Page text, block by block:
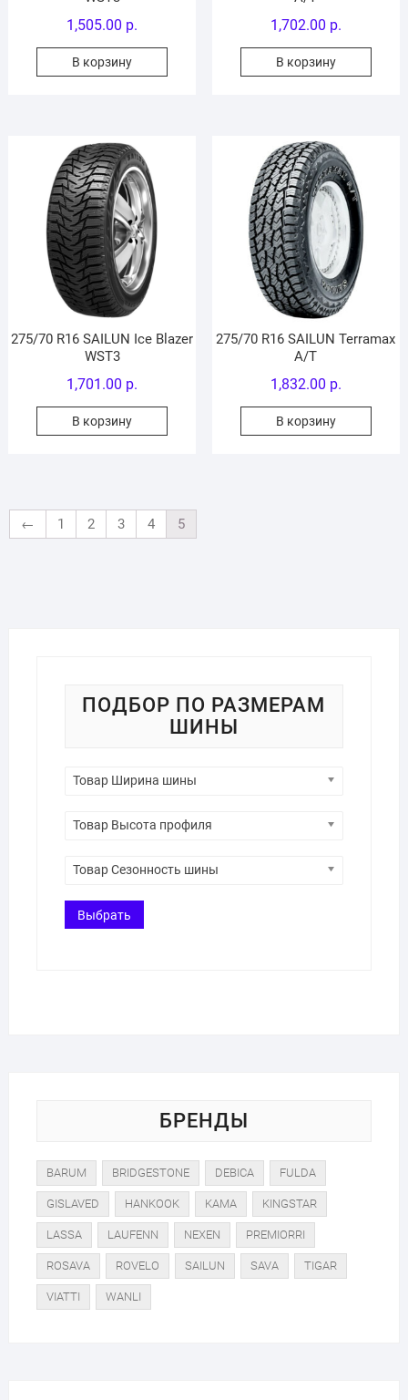
1,505.00 р.
В корзину
1,702.00 р.
В корзину
275/70 R16 SAILUN Ice Blazer
WST3
1,701.00 р.
В корзину
275/70 R16 SAILUN Terramax
A/T
1,832.00 р.
В корзину
← 1 2 3 4 5
ПОДБОР ПО РАЗМЕРАМ
ШИНЫ
Товар Ширина шины
Товар Высота профиля
Товар Сезонность шины
Выбрать
БРЕНДЫ
BARUM BRIDGESTONE DEBICA FULDA
GISLAVED HANKOOK KAMA KINGSTAR
LASSA LAUFENN NEXEN PREMIORRI
ROSAVA ROVELO SAILUN SAVA TIGAR
VIATTI WANLI